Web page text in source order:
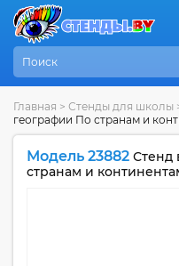
Главная > Стенды для школы
географии По странам и
Модель 23882 Стенд
странам и